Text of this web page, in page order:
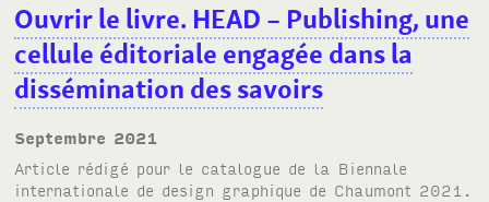
Ouvrir le livre. HEAD – Publishing, une
cellule éditoriale engagée dans la
dissémination des savoirs
septembre 2021
Article rédigé pour le catalogue de la Biennale
internationale de design graphique de Chaumont 2021 .